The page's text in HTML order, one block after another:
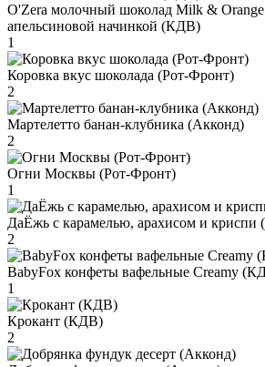
O'Zera молочный шоколад Milk &
апельсиновой начинкой (КДВ)
1
Коровка вкус шоколада (Рот-Фронт)
2
Мартелетто банан-клубника (Акконд)
2
Огни Москвы (Рот-Фронт)
1
ДаЁжь с карамелью, арахисом и криспи
2
BabyFox конфеты вафельные Creamy
1
Крокант (КДВ)
2